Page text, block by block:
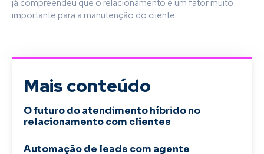
já compreendeu que o relacionamento é um fator muito
importante para a manutenção do cliente....
Mais conteúdo
O futuro do atendimento híbrido no
relacionamento com clientes
Automação de leads com agente